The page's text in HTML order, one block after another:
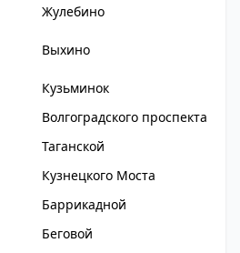
Жулебино
Выхино
Кузьминок
Волгоградского проспекта
Таганской
Кузнецкого Моста
Баррикадной
Беговой